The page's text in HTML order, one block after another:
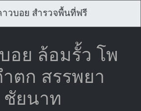
าวบอย สำรวจพื้นที่ฟรี
อย ล้อมรั้ว โพ
ตก สรรพยา
ชัยนาท